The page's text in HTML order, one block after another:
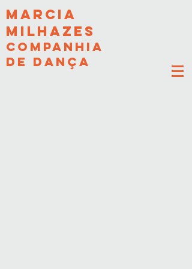
MARCIA
MILHAZES
COMPANHIA
DE DANÇA